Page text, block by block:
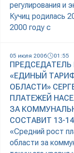
регулирования и
Кучиц родилась
2000 году с
05 июля 2006 01:55
«ЕДИНЫЙ
ОБЛАСТИ»
ПЛАТЕЖЕЙ
ЗА
СОСТАВИТ 13-
«Средний рост
области за